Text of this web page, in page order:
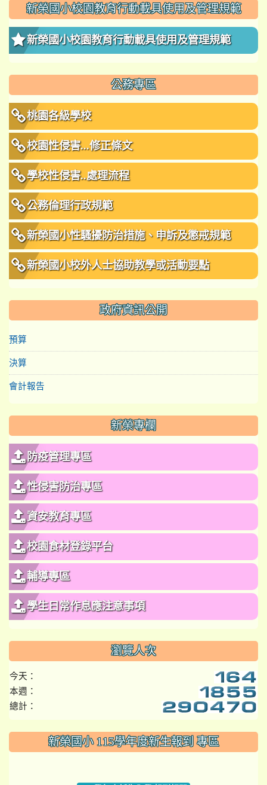
新榮國小校園教育行動載具使用及管理規範
新榮國小校園教育行動載具使用及管理規範
公務專區
桃園各級學校
校園性侵害...修正條文
學校性侵害..處理流程
公務倫理行政規範
新榮國小性騷擾防治措施、申訴及懲戒規範
新榮國小校外人士協助教學或活動要點
政府資訊公開
預算
決算
會計報告
新榮專欄
防疫管理專區
性侵害防治專區
資安教育專區
校園食材登錄平台
輔導專區
學生日常作息應注意事項
瀏覽人次
今天：
本週：
總計：
::: 新榮國小 115學年度新生報到 專區